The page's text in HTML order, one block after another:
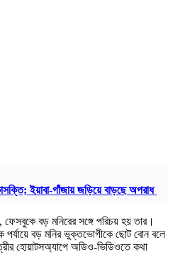
ইয়াবা-গাঁজায় জড়িয়ে বাড়ছে অপরাধ
ফেসবুকে বড় মনিরের সঙ্গে পরিচয় হয় তার।
পর্যায়ে বড় মনির ভুক্তভোগীকে ছোট বোন বলে
হোয়াটসঅ্যাপে অডিও-ভিডিওতে কথা